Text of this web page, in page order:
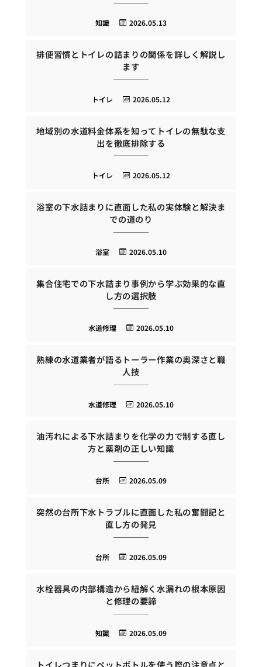
2026.05.13
知識
排便習慣とトイレの詰まりの関係を詳しく解説し
ます
2026.05.12
トイレ
地域別の水道料金体系を知ってトイレの無駄な支
出を徹底排除する
2026.05.12
トイレ
浴室の下水詰まりに直面した私の実体験と解決ま
での道のり
2026.05.10
浴室
集合住宅での下水詰まり事例から学ぶ効果的な直
し方の選択肢
2026.05.10
水道修理
熟練の水道業者が語るトーラー作業の奥深さと職
人技
2026.05.10
水道修理
油汚れによる下水詰まりを化学の力で制する直し
方と薬剤の正しい知識
2026.05.09
台所
突然の台所下水トラブルに直面した私の奮闘記と
直し方の発見
2026.05.09
台所
水栓器具の内部構造から紐解く水漏れの根本原因
と修理の要諦
2026.05.09
知識
トイレつまりにペットボトルを使う際の注意点と